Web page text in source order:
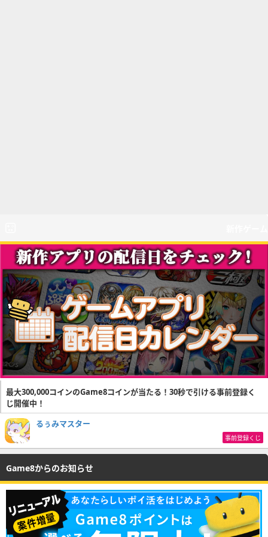
最大300,000コインのGame8コインが当たる！30秒で引ける事前登録く
じ開催中！
るぅみマスター
事前登録くじ
Game8からのお知らせ